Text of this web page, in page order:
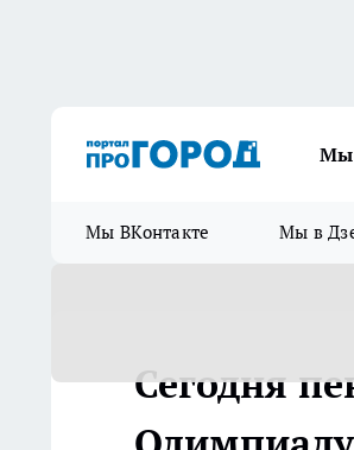
Мы
Мы ВКонтакте Мы в
Сегодня